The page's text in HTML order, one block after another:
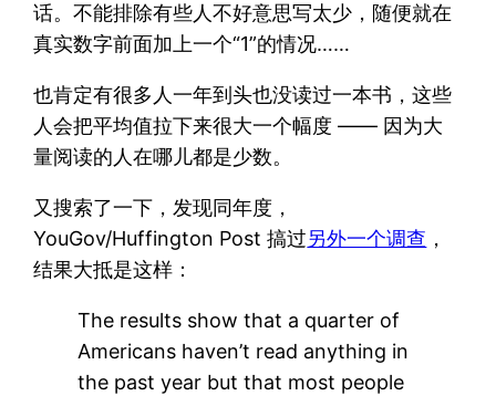
话。不能排除有些人不好意思写太少，随便就在
真实数字前面加上一个“1”的情况……
也肯定有很多人一年到头也没读过一本书，这些
人会把平均值拉下来很大一个幅度 —— 因为大
量阅读的人在哪儿都是少数。
又搜索了一下，发现同年度，
YouGov/Huffington Post 搞过另外一个调查 ，
结果大抵是这样：
The results show that a quarter of
Americans haven’t read anything in
the past year but that most people